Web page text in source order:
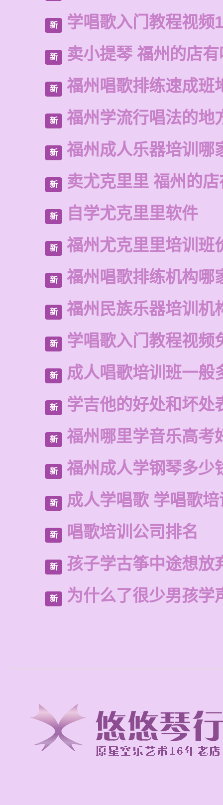
新 学唱歌入门教程视频
新 卖小提琴 福州的店
新 福州唱歌排练速成班
新 福州学流行唱法的地
新 福州成人乐器培训哪
新 卖尤克里里 福州的
新 自学尤克里里软件
新 福州尤克里里培训班
新 福州唱歌排练机构哪
新 福州民族乐器培训机
新 学唱歌入门教程视频
新 成人唱歌培训班一般
新 学吉他的好处和坏处
新 福州哪里学音乐高考
新 福州成人学钢琴多少
新 成人学唱歌 学唱歌
新 唱歌培训公司排名
新 孩子学古筝中途想放
新 为什么了很少男孩学